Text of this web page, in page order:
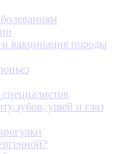
и вакцинация породы
зубов, ушей и глаз